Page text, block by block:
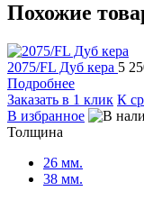
Похожие
2075/FL Дуб кера 5
Подробнее
Заказать в 1 клик К
В избранное
Толщина
26 мм.
38 мм.